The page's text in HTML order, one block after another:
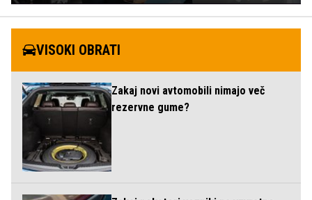
VISOKI OBRATI
Zakaj novi avtomobili nimajo več
rezervne gume?